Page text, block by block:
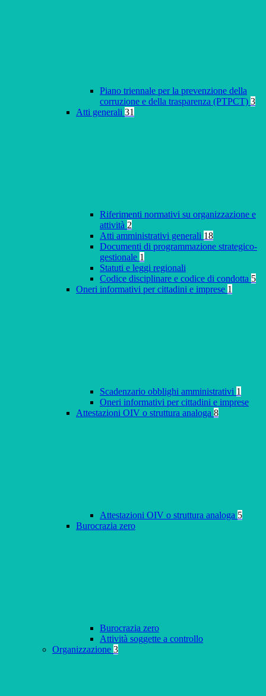
Piano triennale per la prevenzione della
corruzione e della trasparenza (PTPCT) 3
Atti generali 31
Riferimenti normativi su organizzazione e
attività 2
Atti amministrativi generali 18
Documenti di programmazione strategico-
gestionale 1
Statuti e leggi regionali
Codice disciplinare e codice di condotta 5
Oneri informativi per cittadini e imprese 1
Scadenzario obblighi amministrativi 1
Oneri informativi per cittadini e imprese
Attestazioni OIV o struttura analoga 8
Attestazioni OIV o struttura analoga 5
Burocrazia zero
Burocrazia zero
Attività soggette a controllo
Organizzazione 3